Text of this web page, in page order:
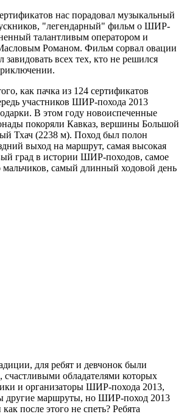
нас порадовал музыкальный
"легендарный" фильм о ШИР-
талантливым оператором и
Романом. Фильм сорвал овации
завидовать всех тех, кто не решился
как пачка из 124 сертификатов
участников ШИР-похода 2013
В этом году новоиспеченные
покоряли Кавказ, вершины Большой
Тхач (2238 м). Поход был полон
выход на маршрут, самая высокая
град в истории ШИР-походов, самое
мальчиков, самый длинный ходовой день
для ребят и девчонок были
счастливыми обладателями которых
и организаторы ШИР-похода 2013,
другие маршруты, но ШИР-поход 2013
после этого не спеть? Ребята